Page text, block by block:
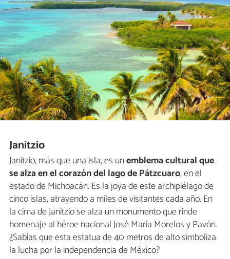
Janitzio
Janitzio, más que una isla, es unemblema cultural que
se alza en el corazón del lago de Pátzcuaro, en el
estado de Michoacán. Es la joya de este archipiélago de
cinco islas, atrayendo a miles de visitantes cada año. En
la cima de Janitzio se alza un monumento que rinde
homenaje al héroe nacional José María Morelos y Pavón.
¿Sabías que esta estatua de 40 metros de alto simboliza
la lucha por la independencia de México?